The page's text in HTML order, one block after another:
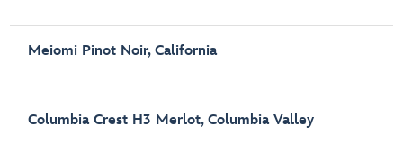
Meiomi Pinot Noir, California
Columbia Crest H3 Merlot, Columbia Valley